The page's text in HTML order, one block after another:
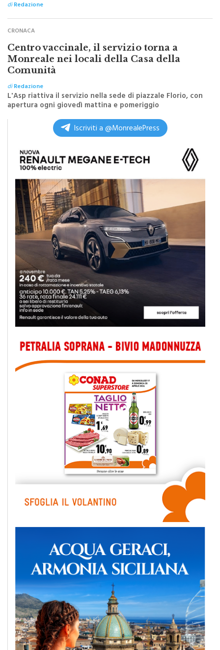
diRedazione
CRONACA
Centro vaccinale, il servizio torna a
Monreale nei locali della Casa della
Comunità
diRedazione
L'Asp riattiva il servizio nella sede di piazzale Florio, con
apertura ogni giovedì mattina e pomeriggio
Iscriviti a @MonrealePress